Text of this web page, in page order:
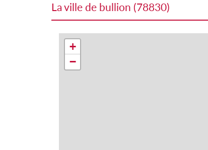
la ville de bullion (78830)
+
−